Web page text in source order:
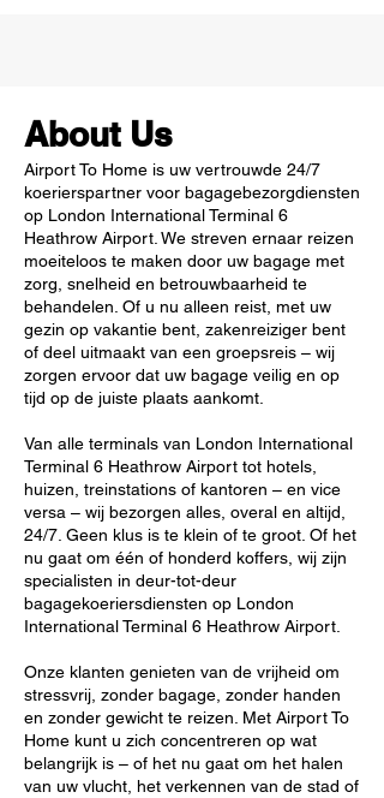
About Us
Airport To Home is uw vertrouwde 24/7
koerierspartner voor bagagebezorgdiensten
op London International Terminal 6
Heathrow Airport. We streven ernaar reizen
moeiteloos te maken door uw bagage met
zorg, snelheid en betrouwbaarheid te
behandelen. Of u nu alleen reist, met uw
gezin op vakantie bent, zakenreiziger bent
of deel uitmaakt van een groepsreis – wij
zorgen ervoor dat uw bagage veilig en op
tijd op de juiste plaats aankomt.
Van alle terminals van London International
Terminal 6 Heathrow Airport tot hotels,
huizen, treinstations of kantoren – en vice
versa – wij bezorgen alles, overal en altijd,
24/7. Geen klus is te klein of te groot. Of het
nu gaat om één of honderd koffers, wij zijn
specialisten in deur-tot-deur
bagagekoeriersdiensten op London
International Terminal 6 Heathrow Airport.
Onze klanten genieten van de vrijheid om
stressvrij, zonder bagage, zonder handen
en zonder gewicht te reizen. Met Airport To
Home kunt u zich concentreren op wat
belangrijk is – of het nu gaat om het halen
van uw vlucht, het verkennen van de stad of